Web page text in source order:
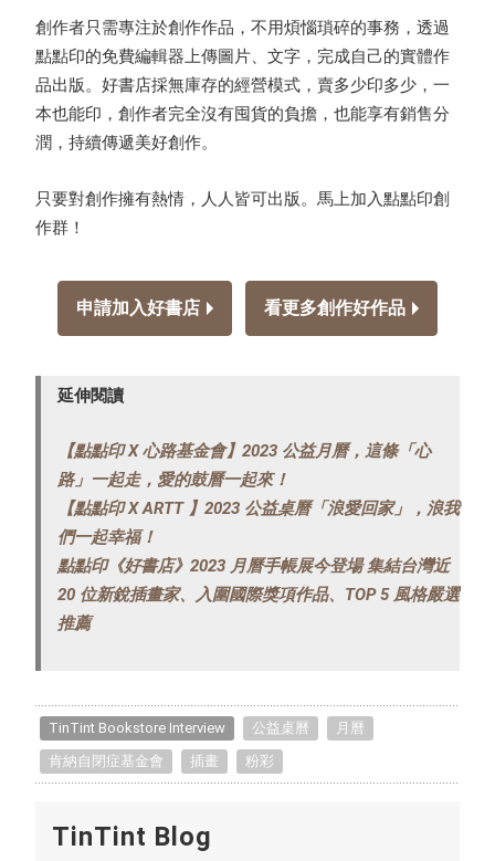
創作者只需專注於創作作品，不用煩惱瑣碎的事務，透過
點點印的免費編輯器上傳圖片、文字，完成自己的實體作
品出版。好書店採無庫存的經營模式，賣多少印多少，一
本也能印，創作者完全沒有囤貨的負擔，也能享有銷售分
潤，持續傳遞美好創作。
只要對創作擁有熱情，人人皆可出版。馬上加入點點印創
作群！
申請加入好書店 看更多創作好作品
延伸閱讀
【點點印 X 心路基金會】2023 公益月曆，這條「心
路」一起走，愛的鼓曆一起來！
【點點印 X ARTT 】2023 公益桌曆「浪愛回家」，浪我
們一起幸福！
點點印《好書店》2023 月曆手帳展今登場 集結台灣近
20 位新銳插畫家、入圍國際獎項作品、TOP 5 風格嚴選
推薦
TinTint Bookstore Interview 公益桌曆
月曆
肯納自閉症基金會
插畫 粉彩
TinTint Blog